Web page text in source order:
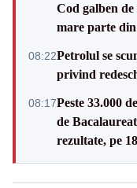
Cod galben
mare parte
08:22Petrolul se
privind
08:17Peste 33.000
de
rezultate, pe